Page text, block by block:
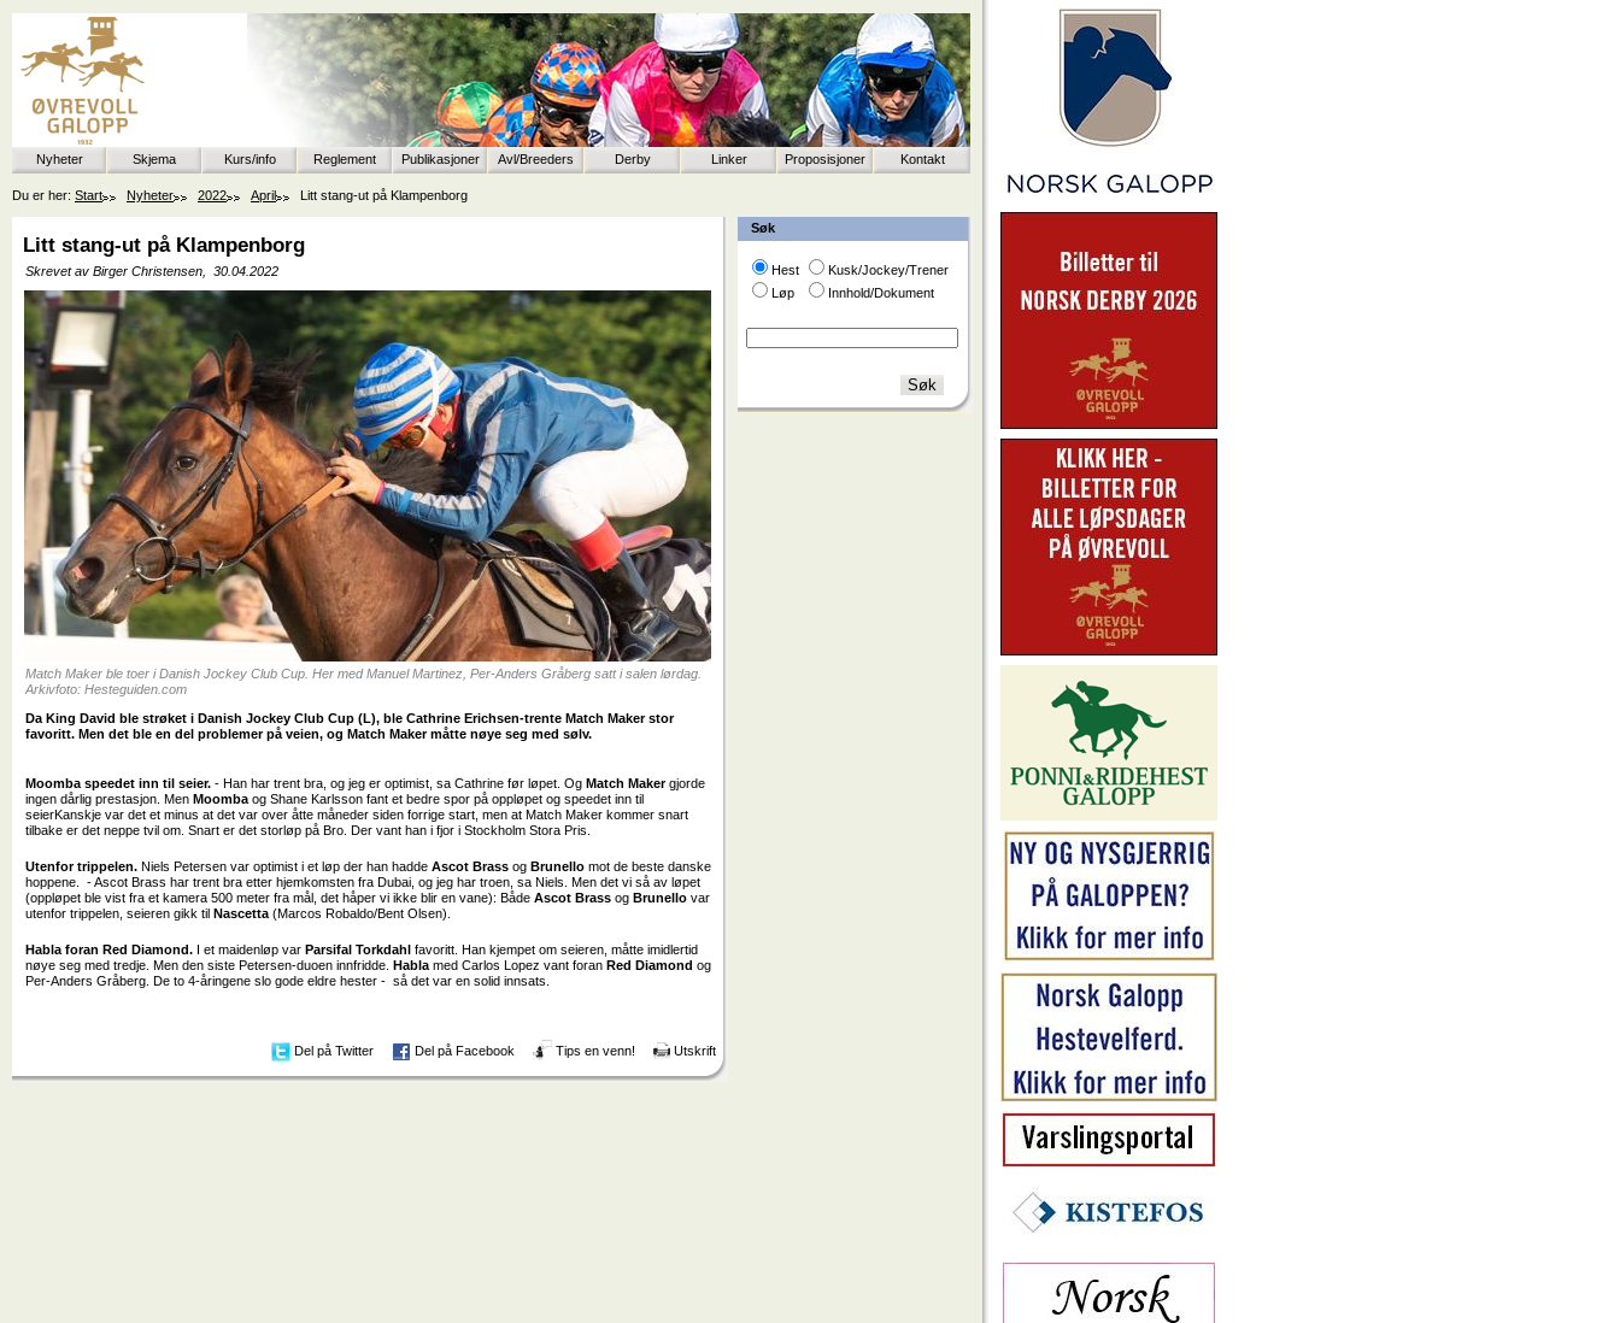
Nyheter Skjema Kurs/info Reglement Publikasjoner Avl/Breeders Derby Linker Proposisjoner Kontakt
Du er her: Start Nyheter 2022 April Litt stang-ut på Klampenborg
Søk
Hest
Kusk/Jockey/Trener
Løp
Innhold/Dokument
Litt stang-ut på Klampenborg
Skrevet av Birger Christensen, 30.04.2022
Match Maker ble toer i Danish Jockey Club Cup. Her med Manuel Martinez, Per-Anders Gråberg satt i salen lørdag.
Arkivfoto: Hesteguiden.com
Da King David ble strøket i Danish Jockey Club Cup (L), ble Cathrine Erichsen-trente Match Maker stor
favoritt. Men det ble en del problemer på veien, og Match Maker måtte nøye seg med sølv.
Moomba speedet inn til seier. - Han har trent bra, og jeg er optimist, sa Cathrine før løpet. Og Match Makergjorde
ingen dårlig prestasjon. Men Moombaog Shane Karlsson fant et bedre spor på oppløpet og speedet inn til
seierKanskje var det et minus at det var over åtte måneder siden forrige start, men at Match Maker kommer snart
tilbake er det neppe tvil om. Snart er det storløp på Bro. Der vant han i fjor i Stockholm Stora Pris.
Utenfor trippelen.Niels Petersen var optimist i et løp der han haddeAscot Brass ogBrunello mot de beste danske
hoppene.- Ascot Brass har trent bra etter hjemkomsten fra Dubai, og jeg har troen, sa Niels. Men det vi så av løpet
(oppløpet ble vist fra et kamera 500 meter fra mål, det håper vi ikke blir en vane): BådeAscot Brass ogBrunellovar
utenfor trippelen, seieren gikk tilNascetta (Marcos Robaldo/Bent Olsen).
Habla foran Red Diamond. I et maidenløp varParsifal Torkdahl favoritt. Han kjempet om seieren, måtte imidlertid
nøye seg med tredje. Men den siste Petersen-duoen innfridde.Habla med Carlos Lopez vant foranRed Diamondog
Per-Anders Gråberg. De to 4-åringene slo gode eldre hester - så det var en solid innsats.
Del på Twitter Del på Facebook Tips en venn! Utskrift